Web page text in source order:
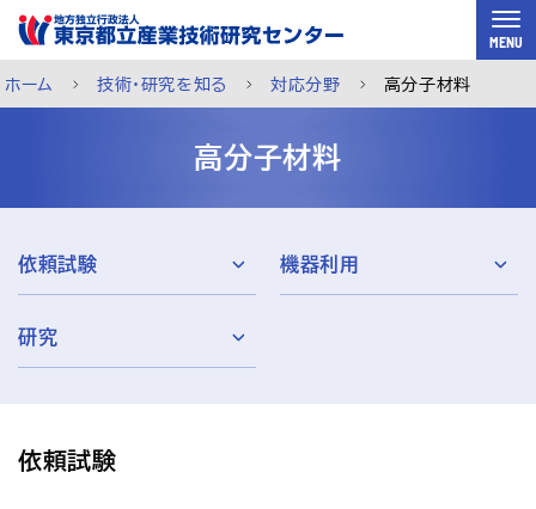
スキップして本文へ
MENU
チャットで相談
ホーム 技術・研究を知る 対応分野 高分子材料
高分子材料
依頼試験 機器利用
研究
依頼試験